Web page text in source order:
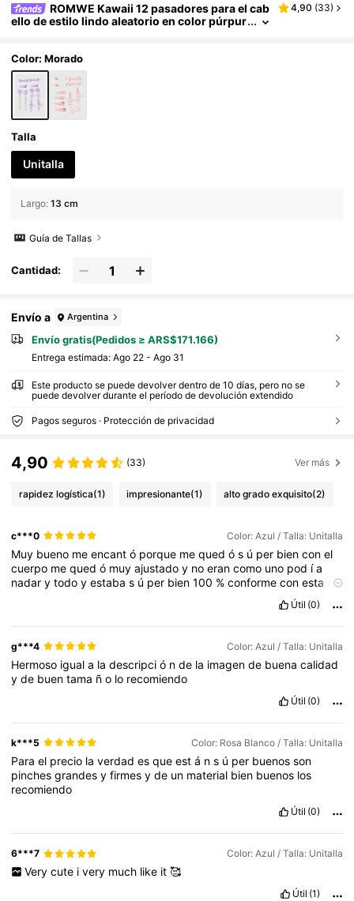
ROMWE Kawaii 12 pasadores para el cab
ello de estilo lindo aleatorio en color púrpur
dos, clip BB, accesorios para el cabello
4,90 (33)
Color: Morado
Talla
Unitalla
Largo: 13 cm
Guía de Tallas
Cantidad:
Envío a Argentina
Envío gratis(Pedidos ≥ ARS$171.166)
Entrega estimada: Ago 22 - Ago 31
Este producto se puede devolver dentro de 10 días, pero no se
puede devolver durante el período de devolución extendido
Pagos seguros · Protección de privacidad
4,90 (33) Ver más
rapidez logística(1) impresionante(1) alto grado exquisito(2)
c***0 Color: Azul / Talla: Unitalla
Muy bueno meencantó porque mequedós ú per bienconel
cuerpo mequedó muyajustadoy noerancomo uno pod ía
nadarytodoyestabas ú per bien100 %conformeconesta
realizado
Útil (0)
g***4 Color: Azul / Talla: Unitalla
Hermoso iguala ladescripció nde la imagende buenacalidad
yde buentama ño lo recomiendo
Útil (0)
k***5 Color: Rosa Blanco / Talla: Unitalla
Parael precio laverdadesqueestá ns ú per buenosson
pinchesgrandesyfirmesyde un material bien buenos los
recomiendo
Útil (0)
6***7 Color: Azul / Talla: Unitalla
Very cute i very much like it 🥰
Útil (1)